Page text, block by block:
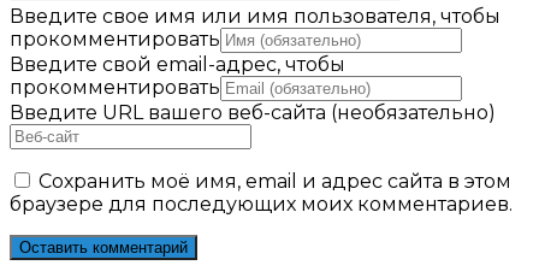
Введите свое имя или имя пользователя, чтобы
прокомментировать
Введите свой email-адрес, чтобы
прокомментировать
Введите URL вашего веб-сайта (необязательно)
Сохранить моё имя, email и адрес сайта в этом
браузере для последующих моих комментариев.